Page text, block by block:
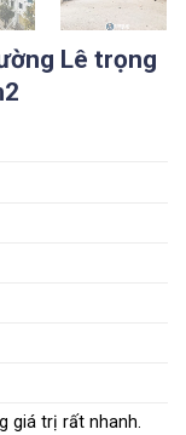
Lê trọng
giá trị rất nhanh.